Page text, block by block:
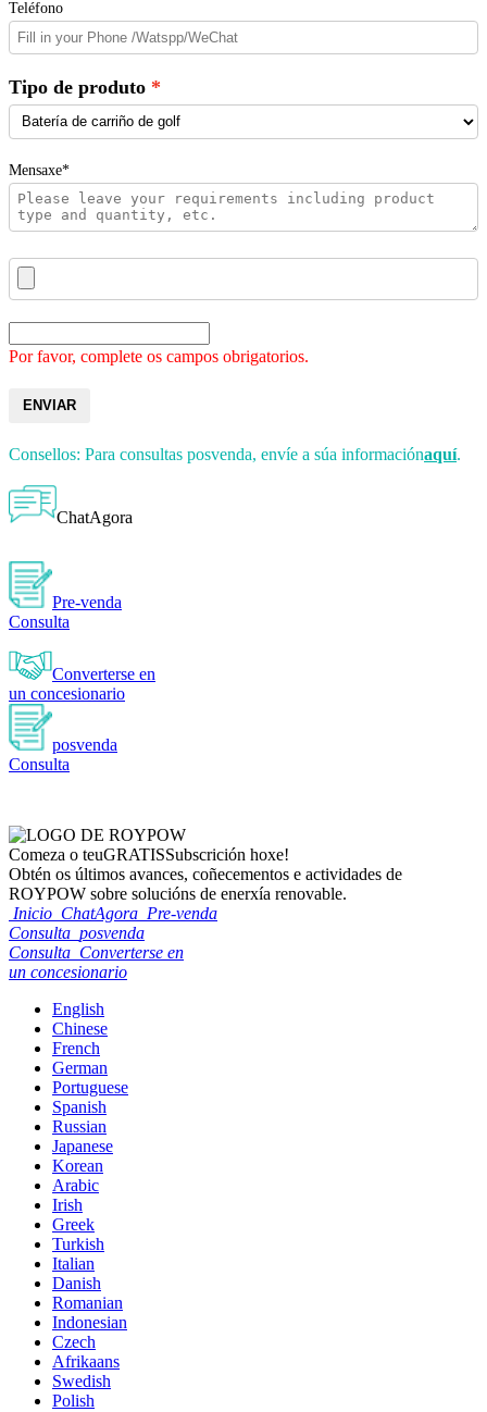
Teléfono
Tipo de produto
Mensaxe*
Por favor, complete os campos obrigatorios.
ENVIAR
Consellos: Para consultas posvenda, envíe a súa informaciónaquí.
ChatAgora
Pre-venda
Consulta
Converterse en
un concesionario
posvenda
Consulta
Comeza o teuGRATISSubscrición hoxe!
Obtén os últimos avances, coñecementos e actividades de
ROYPOW sobre solucións de enerxía renovable.
Inicio ChatAgora Pre-venda
Consulta posvenda
Consulta Converterse en
un concesionario
English
Chinese
French
German
Portuguese
Spanish
Russian
Japanese
Korean
Arabic
Irish
Greek
Turkish
Italian
Danish
Romanian
Indonesian
Czech
Afrikaans
Swedish
Polish